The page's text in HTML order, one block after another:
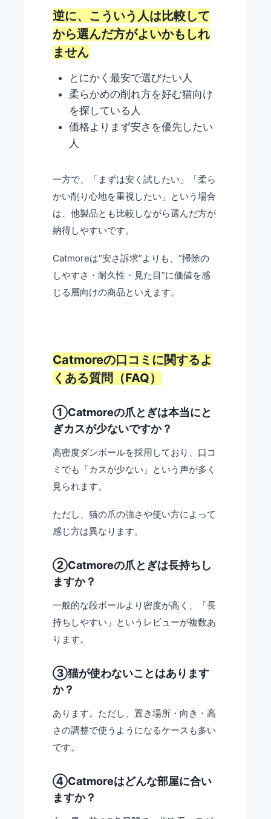
逆に、こういう人は比較して
から選んだ方がよいかもしれ
ません
とにかく最安で選びたい人
柔らかめの削れ方を好む猫向け
を探している人
価格よりまず安さを優先したい
人
一方で、「まずは安く試したい」「柔ら
かい削り心地を重視したい」という場合
は、他製品とも比較しながら選んだ方が
納得しやすいです。
Catmoreは“安さ訴求”よりも、“掃除の
しやすさ・耐久性・見た目”に価値を感
じる層向けの商品といえます。
Catmoreの口コミに関するよ
くある質問（FAQ）
①Catmoreの爪とぎは本当にと
ぎカスが少ないですか？
高密度ダンボールを採用しており、口コ
ミでも「カスが少ない」という声が多く
見られます。
ただし、猫の爪の強さや使い方によって
感じ方は異なります。
②Catmoreの爪とぎは長持ちし
ますか？
一般的な段ボールより密度が高く、「長
持ちしやすい」というレビューが複数あ
ります。
③猫が使わないことはあります
か？
あります。ただし、置き場所・向き・高
さの調整で使うようになるケースも多い
です。
④Catmoreはどんな部屋に合い
ますか？